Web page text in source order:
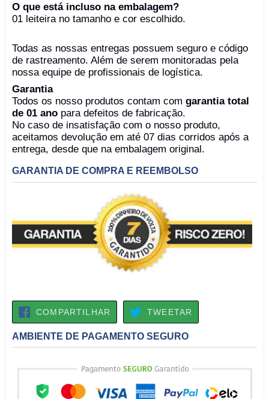
O que está incluso na embalagem?
01 leiteira no tamanho e cor escolhido.
Todas as nossas entregas possuem seguro e código
de rastreamento. Além de serem monitoradas pela
nossa equipe de profissionais de logística.
Garantia
Todos os nosso produtos contam com garantia total
de 01 ano para defeitos de fabricação.
No caso de insatisfação com o nosso produto,
aceitamos devolução em até 07 dias corridos após a
entrega, desde que na embalagem original.
GARANTIA DE COMPRA E REEMBOLSO
COMPARTILHAR COMPARTILHAR
NO
FACEBOOK
TWEETAR
AMBIENTE DE PAGAMENTO SEGURO